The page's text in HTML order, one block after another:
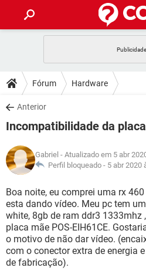
CELULAR
OUTLOOK
INSTAGRAM
GUIA DE COMPRAS
DICAS
JOGOS
INSTAGRAM
GUIA DE COMPRAS
DOWNLOADS
JOGOS
CELULAR
OUTLOOK
INSTAGRAM
GUIA DE COMPRAS
JOGOS
CELULAR
OUTLOOK
INSTAGRAM
GUIA DE COMPRAS
GLOSSÁRIO
CELULAR
OUTLOOK
GUIA DE COMPRAS
Fórum Hardware
Anterior
Incompatibilidade da
Gabriel - Atualizado em 5 abr
Perfil bloqueado - 5 abr 2020
Boa noite, eu comprei uma rx
esta dando vídeo. Meu pc tem
white, 8gb de ram ddr3 1333mhz
placa mãe POS-EIH61CE.
o motivo de não dar vídeo.
com o conector extra de energia
de fabricação).